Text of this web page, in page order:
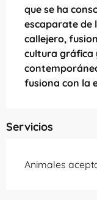
que se ha
escaparate de
callejero,
cultura gráfica
fusiona con la
Servicios
Animales